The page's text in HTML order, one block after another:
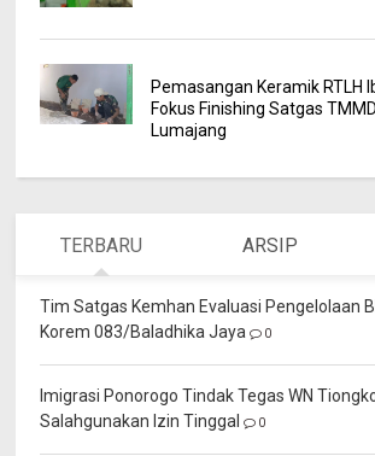
Pemasangan Keramik RTLH
Fokus Finishing Satgas
Lumajang
TERBARU ARSIP
Tim Satgas Kemhan Evaluasi Pengelolaan
Korem 083/Baladhika Jaya
0
Imigrasi Ponorogo Tindak Tegas WN
Salahgunakan Izin Tinggal
0